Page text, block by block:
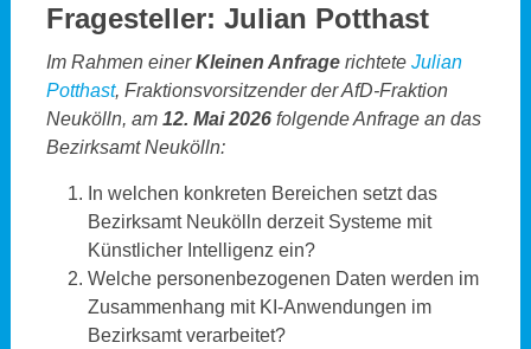
Fragesteller: Julian Potthast
Im Rahmen einerKleinen Anfragerichtete Julian
Potthast, Fraktionsvorsitzender der AfD-Fraktion
Neukölln, am 12. Mai 2026 folgende Anfrage an das
Bezirksamt Neukölln:
In welchen konkreten Bereichen setzt das
Bezirksamt Neukölln derzeit Systeme mit
Künstlicher Intelligenz ein?
Welche personenbezogenen Daten werden im
Zusammenhang mit KI-Anwendungen im
Bezirksamt verarbeitet?